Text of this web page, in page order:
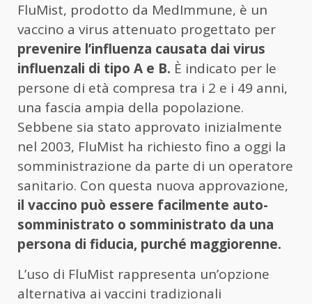
FluMist, prodotto da MedImmune, è un
vaccino a virus attenuato progettato per
prevenire l’influenza causata dai virus
influenzali di tipo A e B. È indicato per le
persone di età compresa tra i 2 e i 49 anni,
una fascia ampia della popolazione.
Sebbene sia stato approvato inizialmente
nel 2003, FluMist ha richiesto fino a oggi la
somministrazione da parte di un operatore
sanitario. Con questa nuova approvazione,
il vaccino può essere facilmente auto-
somministrato o somministrato da una
persona di fiducia, purché maggiorenne.
L’uso di FluMist rappresenta un’opzione
alternativa ai vaccini tradizionali